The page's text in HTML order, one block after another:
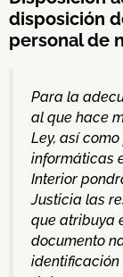
disposición
personal de
Para la
al que hace
Ley, así
informáticas
Interior
Justicia las
que atribuya
documento
identificación